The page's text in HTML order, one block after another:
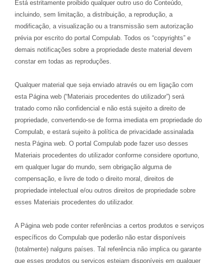
Está estritamente proibido qualquer outro uso do Conteúdo,
incluindo, sem limitação, a distribuição, a reprodução, a
modificação, a visualização ou a transmissão sem autorização
prévia por escrito do portal Compulab. Todos os “copyrights” e
demais notificações sobre a propriedade deste material devem
constar em todas as reproduções.
Qualquer material que seja enviado através ou em ligação com
esta Página web (“Materiais procedentes do utilizador”) será
tratado como não confidencial e não está sujeito a direito de
propriedade, convertendo-se de forma imediata em propriedade do
Compulab, e estará sujeito à política de privacidade assinalada
nesta Página web. O portal Compulab pode fazer uso desses
Materiais procedentes do utilizador conforme considere oportuno,
em qualquer lugar do mundo, sem obrigação alguma de
compensação, e livre de todo o direito moral, direitos de
propriedade intelectual e/ou outros direitos de propriedade sobre
esses Materiais procedentes do utilizador.
A Página web pode conter referências a certos produtos e serviços
específicos do Compulab que poderão não estar disponíveis
(totalmente) nalguns países. Tal referência não implica ou garante
que esses produtos ou serviços estejam disponíveis em qualquer